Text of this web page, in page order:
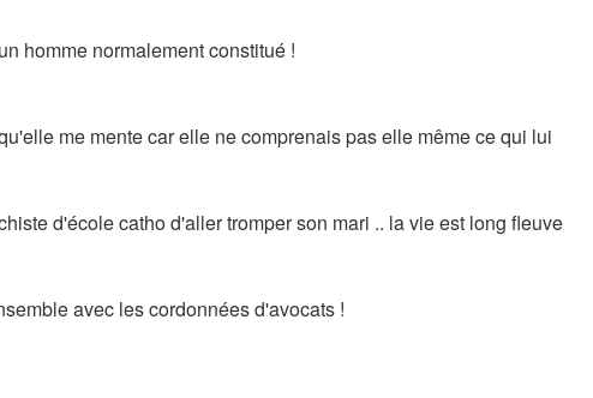
homme normalement constitué !
me mente car elle ne comprenais pas elle même ce qui lui
d'école catho d'aller tromper son mari .. la vie est long fleuve
avec les cordonnées d'avocats !